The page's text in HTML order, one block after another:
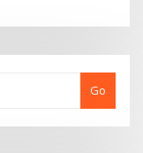
Go